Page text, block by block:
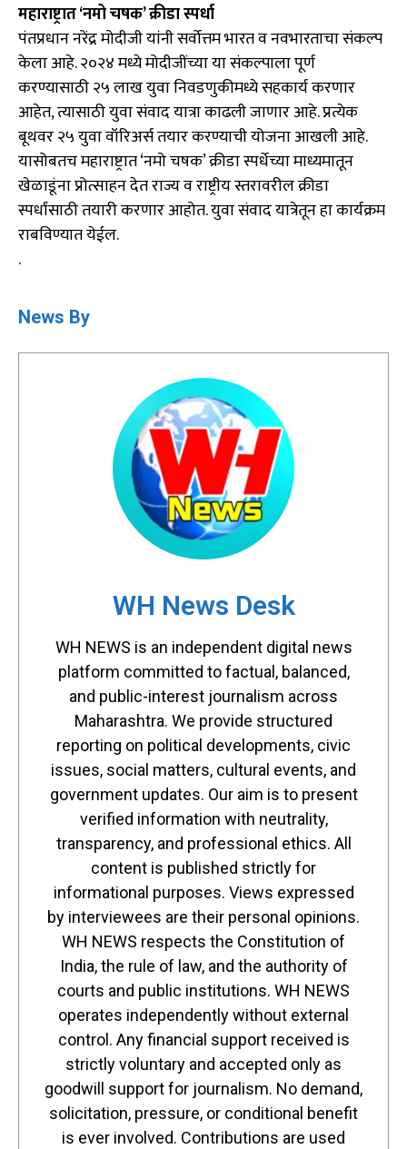
महाराष्ट्रात ‘नमो चषक’ क्रीडा स्पर्धा
पंतप्रधान नरेंद्र मोदीजी यांनी सर्वोत्तम भारत व नवभारताचा संकल्प
केला आहे. २०२४ मध्ये मोदीजींच्या या संकल्पाला पूर्ण
करण्यासाठी २५ लाख युवा निवडणुकीमध्ये सहकार्य करणार
आहेत, त्यासाठी युवा संवाद यात्रा काढली जाणार आहे. प्रत्येक
बूथवर २५ युवा वॉरिअर्स तयार करण्याची योजना आखली आहे.
यासोबतच महाराष्ट्रात ‘नमो चषक’ क्रीडा स्पर्धेच्या माध्यमातून
खेळाडूंना प्रोत्साहन देत राज्य व राष्ट्रीय स्तरावरील क्रीडा
स्पर्धांसाठी तयारी करणार आहोत. युवा संवाद यात्रेतून हा कार्यक्रम
राबविण्यात येईल.
.
News By
WH News Desk
WH NEWS is an independent digital news
platform committed to factual, balanced,
and public-interest journalism across
Maharashtra. We provide structured
reporting on political developments, civic
issues, social matters, cultural events, and
government updates. Our aim is to present
verified information with neutrality,
transparency, and professional ethics. All
content is published strictly for
informational purposes. Views expressed
by interviewees are their personal opinions.
WH NEWS respects the Constitution of
India, the rule of law, and the authority of
courts and public institutions. WH NEWS
operates independently without external
control. Any financial support received is
strictly voluntary and accepted only as
goodwill support for journalism. No demand,
solicitation, pressure, or conditional benefit
is ever involved. Contributions are used